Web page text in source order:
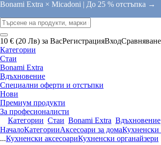
Bonami Extra × Micadoni | До 25 % отстъпка →
10 € (20 Лв) за ВасРегистрацияВходСравняване
Категории
Стаи
Bonami Extra
Вдъхновение
Специални оферти и отстъпки
Нови
Премиум продукти
За професионалисти
Категории Стаи Bonami Extra Вдъхновение
НачалоКатегорииАксесоари за домаКухненски
...Кухненски аксесоариКухненски органайзери